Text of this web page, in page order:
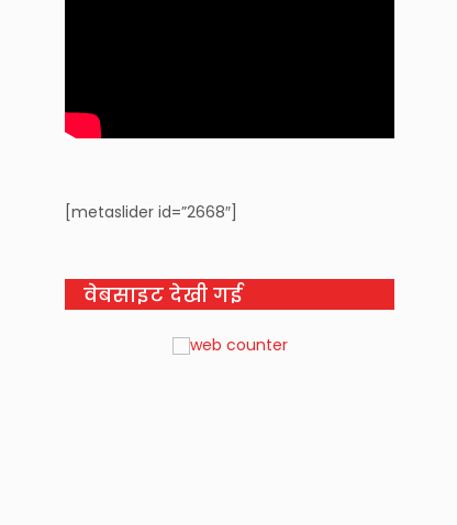
[metaslider id=”2668″]
वेबसाइट देखी गई